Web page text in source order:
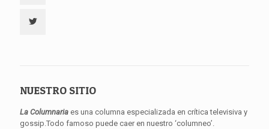
NUESTRO SITIO
La Columnaria es una columna especializada en crítica televisiva y
gossip.Todo famoso puede caer en nuestro ‘columneo’.